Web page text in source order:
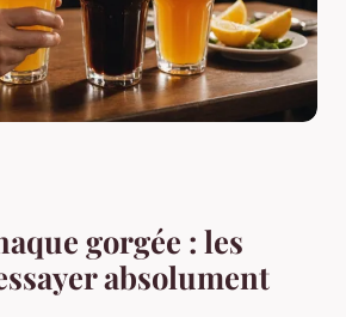
gorgée : les
absolument